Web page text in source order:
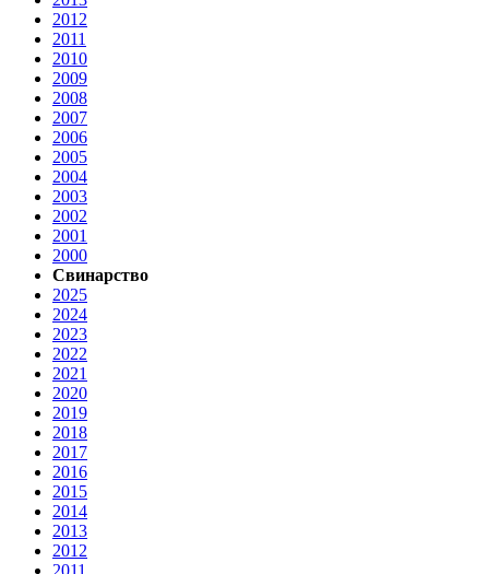
2012
2011
2010
2009
2008
2007
2006
2005
2004
2003
2002
2001
2000
Свинарство
2025
2024
2023
2022
2021
2020
2019
2018
2017
2016
2015
2014
2013
2012